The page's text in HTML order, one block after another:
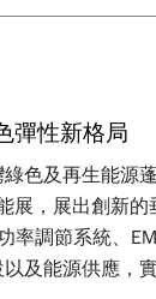
彈性新格局
色及再生能源
，展出創新
調節系統、
及能源供應，